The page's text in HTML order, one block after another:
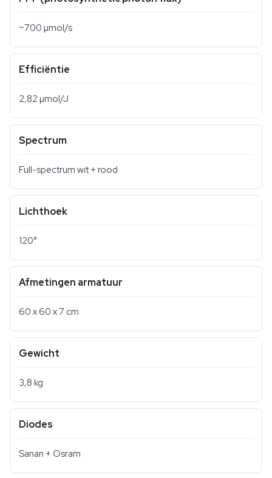
~700 µmol/s
Efficiëntie
2,82 µmol/J
Spectrum
Full-spectrum wit + rood
Lichthoek
120°
Afmetingen armatuur
60 x 60 x 7 cm
Gewicht
3,8 kg
Diodes
Sanan + Osram